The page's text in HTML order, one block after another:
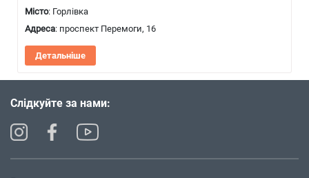
Місто: Горлівка
Адреса: проспект Перемоги, 16
Детальніше
Слідкуйте за нами: